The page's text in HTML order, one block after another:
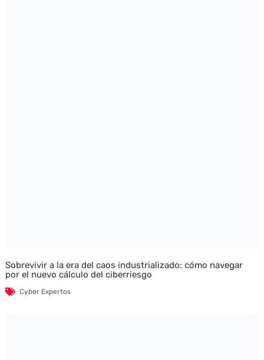
Sobrevivir a la era del caos industrializado: cómo navegar
por el nuevo cálculo del ciberriesgo
Cyber Expertos